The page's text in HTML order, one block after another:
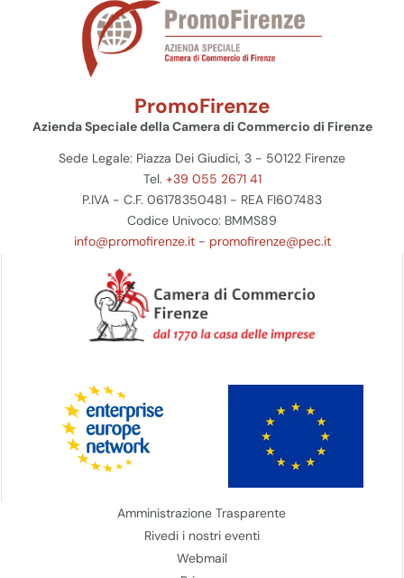
PromoFirenze
Azienda Speciale della Camera di Commercio di Firenze
Sede Legale: Piazza Dei Giudici, 3 - 50122 Firenze
Tel. +39 055 2671 41
P.IVA - C.F. 06178350481 - REA FI607483
Codice Univoco: BMMS89
info@promofirenze.it- promofirenze@pec.it
Amministrazione Trasparente
Rivedi i nostri eventi
Webmail